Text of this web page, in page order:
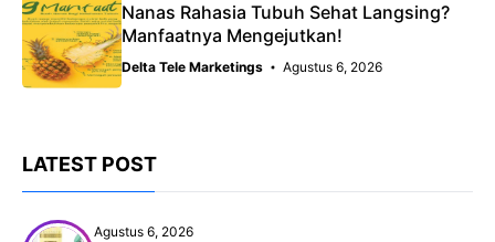
Nanas Rahasia Tubuh Sehat Langsing?
Manfaatnya Mengejutkan!
Delta Tele Marketings Agustus 6, 2026
LATEST POST
Agustus 6, 2026